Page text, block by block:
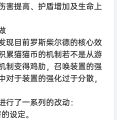
害提高、护盾增加及生命上
现目前罗斯柴尔德的核心效
累猫猫币的机制若不是从游
制变得鸡肋，召唤装置的强
于装置的强化过于分散，
了一系列的改动：
设定。